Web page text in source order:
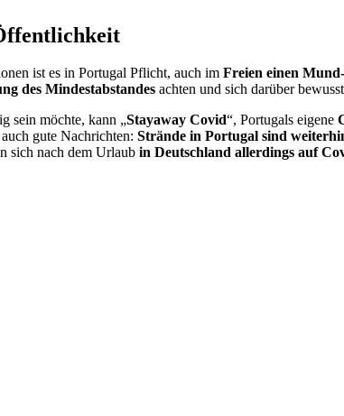
ist es in Portugal Pflicht, auch im Freien einen
des Mindestabstandes achten und sich darüber
sein möchte, kann „Stayaway Covid“, Portugals eigene
gute Nachrichten: Strände in Portugal sind
sich nach dem Urlaub in Deutschland allerdings auf